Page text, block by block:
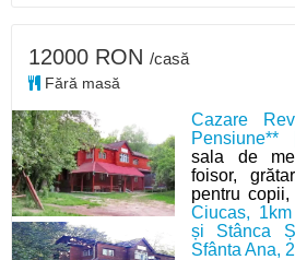
Cazare
sala de
foisor,
pentru
Ciucas,
și Stânca
Sfânta Ana,
12000 RON /casă
Fără masă